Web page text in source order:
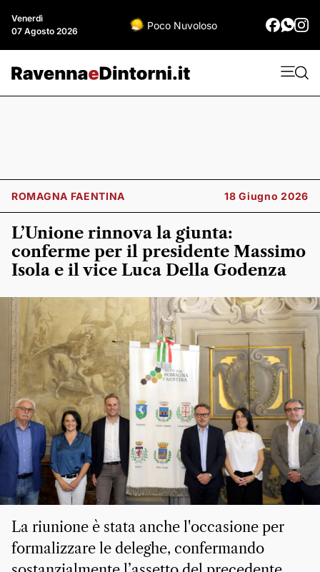
Venerdì
07 Agosto 2026
Poco Nuvoloso
ROMAGNA FAENTINA 18 Giugno 2026
L’Unione rinnova la giunta:
conferme per il presidente Massimo
Isola e il vice Luca Della Godenza
La riunione è stata anche l'occasione per
formalizzare le deleghe, confermando